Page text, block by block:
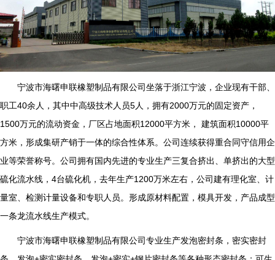
宁波市海曙申联橡塑制品有限公司坐落于浙江宁波，企业现有干部、
职工40余人，其中中高级技术人员5人，拥有2000万元的固定资产，
1500万元的流动资金，厂区占地面积12000平方米， 建筑面积10000平
方米，形成集研产销于一体的综合性体系。公司连续获得重合同守信用企
业等荣誉称号。公司拥有国内先进的专业生产三复合挤出、单挤出的大型
硫化流水线，4台硫化机，去年生产1200万米左右，公司建有理化室、计
量室、检测计量设备和专职人员。形成原材料配置，模具开发，产品成型
一条龙流水线生产模式。
宁波市海曙申联橡塑制品有限公司专业生产发泡密封条，密实密封